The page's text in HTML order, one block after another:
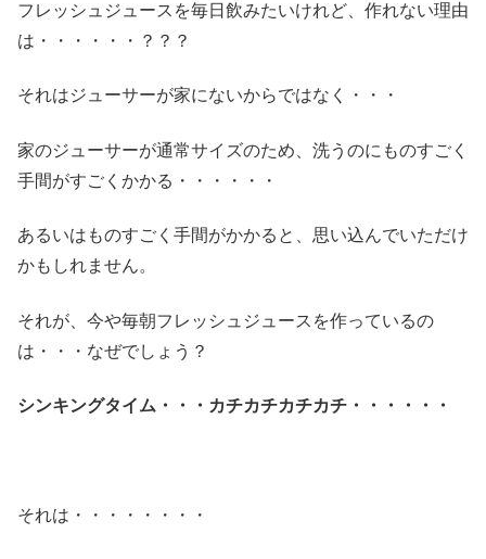
フレッシュジュースを毎日飲みたいけれど、作れない理由
は・・・・・・？？？
それはジューサーが家にないからではなく・・・
家のジューサーが通常サイズのため、洗うのにものすごく
手間がすごくかかる・・・・・・
あるいはものすごく手間がかかると、思い込んでいただけ
かもしれません。
それが、今や毎朝フレッシュジュースを作っているの
は・・・なぜでしょう？
シンキングタイム・・・カチカチカチカチ・・・・・・
それは・・・・・・・・